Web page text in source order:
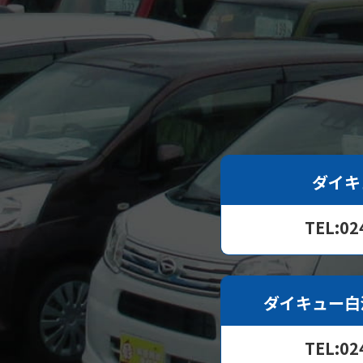
ダイ
ダイキュー